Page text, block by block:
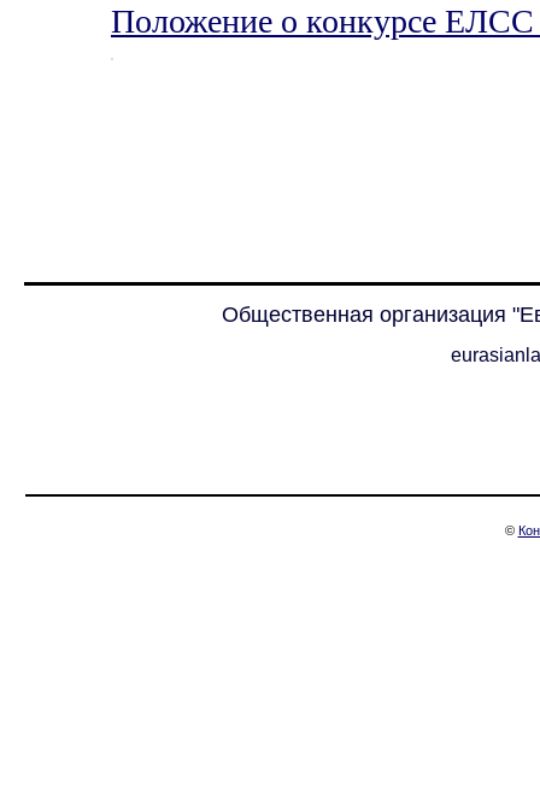
Положение о конкурсе
Общественная организация
©